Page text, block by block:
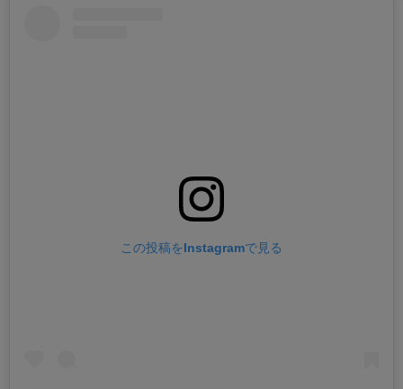
この投稿をInstagramで見る